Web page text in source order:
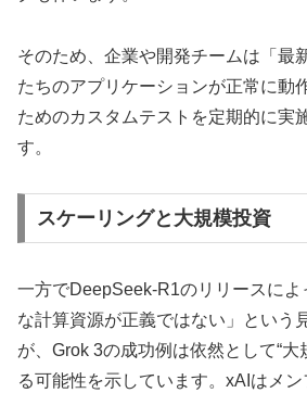
そのため、企業や開発チームは「最
たちのアプリケーションが正常に動
ためのカスタムテストを定期的に実
す。
スケーリングと大規模投資
一方でDeepSeek-R1のリリースによ
な計算資源が正義ではない」という
が、Grok 3の成功例は依然として“大
る可能性を示しています。xAIはメン